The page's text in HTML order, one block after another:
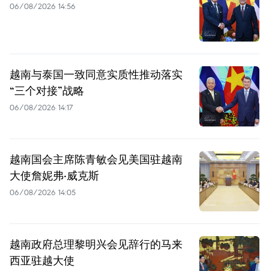
06/08/2026 14:56
越南与泰国一致同意实质性推动落实
“三个对接”战略
06/08/2026 14:17
越南国会主席陈青敏会见美国驻越南
大使詹妮弗·威克斯
06/08/2026 14:05
越南政府总理黎明兴会见辞行的马来
西亚驻越大使